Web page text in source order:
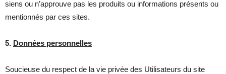
siens ou n’approuve pas les produits ou informations présents ou
mentionnés par ces sites.
5. Données personnelles
Soucieuse du respect de la vie privée des Utilisateurs du site